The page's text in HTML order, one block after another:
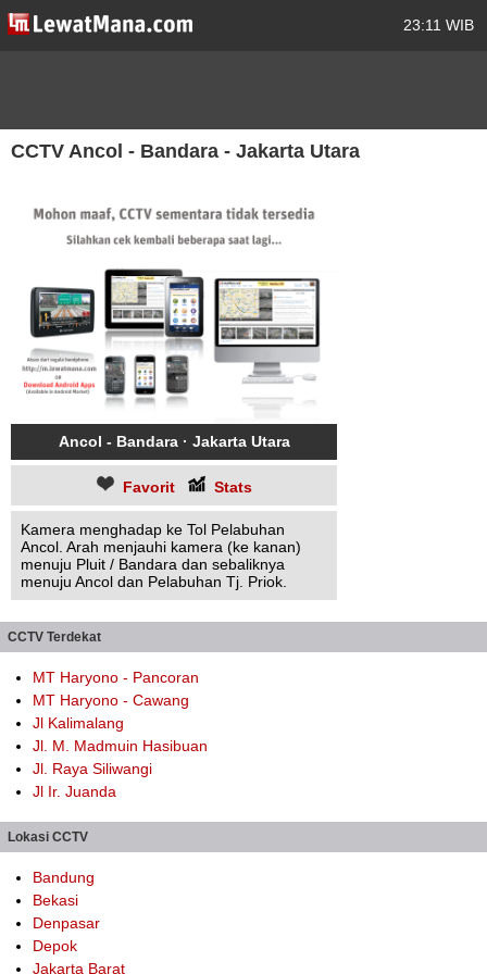
23:11 WIB
CCTV Ancol - Bandara - Jakarta Utara
Ancol - Bandara · Jakarta Utara
Favorit Stats
Kamera menghadap ke Tol Pelabuhan
Ancol. Arah menjauhi kamera (ke kanan)
menuju Pluit / Bandara dan sebaliknya
menuju Ancol dan Pelabuhan Tj. Priok.
CCTV Terdekat
MT Haryono - Pancoran
MT Haryono - Cawang
Jl Kalimalang
Jl. M. Madmuin Hasibuan
Jl. Raya Siliwangi
Jl Ir. Juanda
Lokasi CCTV
Bandung
Bekasi
Denpasar
Depok
Jakarta Barat